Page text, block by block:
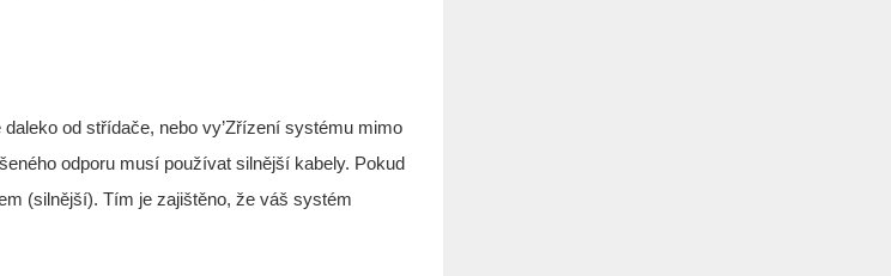
od střídače, nebo vy’Zřízení systému mimo
odporu musí používat silnější kabely. Pokud
(silnější). Tím je zajištěno, že váš systém